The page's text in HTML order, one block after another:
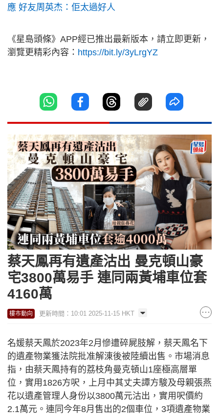
應 好友周英杰：佢太過好人
《星島頭條》APP經已推出最新版本，請立即更新，
瀏覽更精彩內容： https://bit.ly/3yLrgYZ
蔡天鳳再有遺產沽出 曼克頓山豪
宅3800萬易手 連同兩黃埔車位套
4160萬
樓市動向 更新時間：10:01 2025-11-15 HKT
名媛蔡天鳳於2023年2月慘遭碎屍肢解，蔡天鳳名下
的遺產物業獲法院批准解涷後被陸續出售。市場消息
指，由蔡天鳳持有的荔枝角曼克頓山1座極高層單
位，實用1826方呎，上月中其丈夫譚方駿及母親張燕
花以遺產管理人身份以3800萬元沽出，實用呎價約
2.1萬元。連同今年8月售出的2個車位，3項遺產物業